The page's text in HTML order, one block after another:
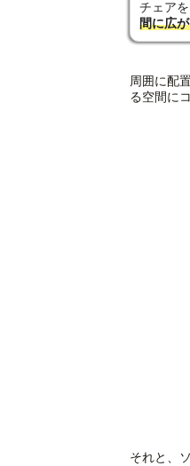
チェア
間に広
周囲に配
る空間に
それと、